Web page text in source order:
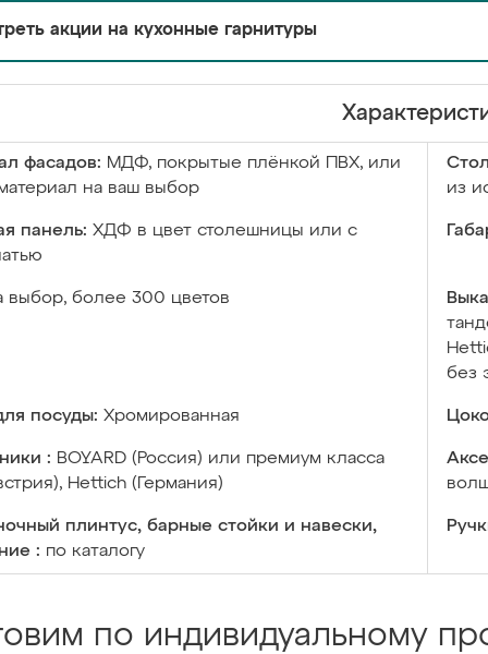
акции на кухонные гарнитуры
фасадов: МДФ, покрытые плёнкой ПВХ, или
на ваш выбор
из
панель: ХДФ в цвет столешницы или с
выбор, более 300 цветов
без
посуды: Хромированная
: BOYARD (Россия) или премиум класса
Hettich (Германия)
плинтус, барные стойки и навески,
: по каталогу
по индивидуальному